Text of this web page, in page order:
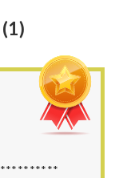
(1)